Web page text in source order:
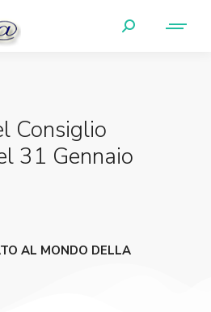
Consiglio
31 Gennaio
AL MONDO DELLA